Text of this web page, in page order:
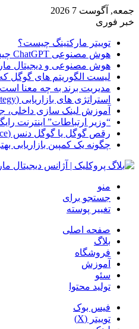
جمعه, آگوست 7 2026
خبر فوری
توییتر مارکتینگ چیست؟
هوش مصنوعی ChatGPT چیست؟
هوش مصنوعی و دیجیتال
لیست الگوریتم های گوگل
مدیریت برند به چه معنا
استراتژی های بازاریابی (marketing strategy)
آموزش لینک سازی داخلی،
“وزیر ارتباطات” اینترنت رایگان دائمی برای ۳ دهک
رقص گوگل یا گوگل دنس (Google Dance) چیست؟
چگونه یک کمپین بازاریابی
منو
جستجو برای
تغییر پوسته
صفحه اصلی
بلاگ
فروشگاه
آموزش
سئو
تولید محتوا
فیس بوک
توییتر (X)